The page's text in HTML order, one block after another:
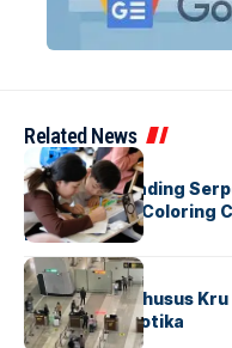
Related News
BERITAINDEX
Atria Hotel Gading
Lewat Family Coloring
Indonesia
BANDARABERITA
Ketika Jalur Khusus
Sindikat Narkotika